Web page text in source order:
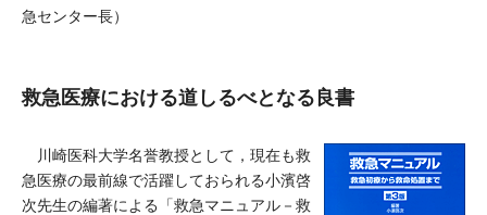
急センター長）
救急医療における道しるべとなる良書
川崎医科大学名誉教授として，現在も救
急医療の最前線で活躍しておられる小濱啓
次先生の編著による「救急マニュアル－救